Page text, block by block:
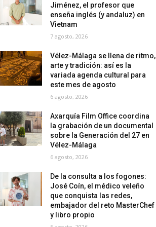
Jiménez, el profesor que
enseña inglés (y andaluz) en
Vietnam
7 agosto, 2026
Vélez-Málaga se llena de ritmo,
arte y tradición: así es la
variada agenda cultural para
este mes de agosto
6 agosto, 2026
Axarquía Film Office coordina
la grabación de un documental
sobre la Generación del 27 en
Vélez-Málaga
6 agosto, 2026
De la consulta a los fogones:
José Coín, el médico veleño
que conquista las redes,
embajador del reto MasterChef
y libro propio